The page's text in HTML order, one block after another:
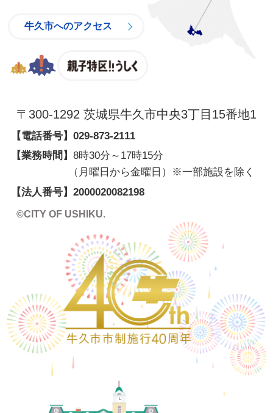
牛久市へのアクセス
〒300-1292 茨城県牛久市中央3丁目15番地1
【電話番号】 029-873-2111
【業務時間】 8時30分～17時15分
（月曜日から金曜日）※一部施設を除く
【法人番号】 2000020082198
©CITY OF USHIKU.